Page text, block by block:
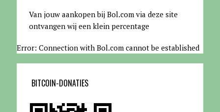
Van jouw aankopen bij Bol.com via deze site
ontvangen wij een klein percentage
Error: Connection with Bol.com cannot be established
BITCOIN-DONATIES